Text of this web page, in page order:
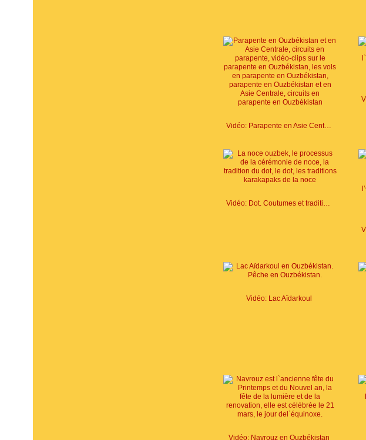
Vidéo: Parapente en Asie Centrale
Vidéo: Dot. Coutumes et traditions de l`Ouzbékistan
Vidéo: Lac Aïdarkoul
Vidéo: Navrouz en Ouzbékistan